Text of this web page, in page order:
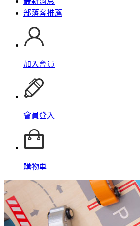
部落客推薦
加入會員
會員登入
購物車